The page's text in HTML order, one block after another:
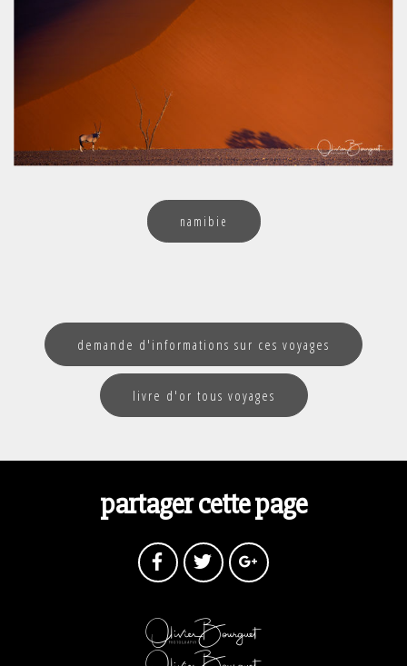
namibie
demande d'informations sur ces voyages
livre d'or tous voyages
partager cette page